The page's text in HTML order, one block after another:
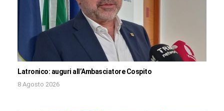
Latronico: auguri all’Ambasciatore Cospito
8 Agosto 2026